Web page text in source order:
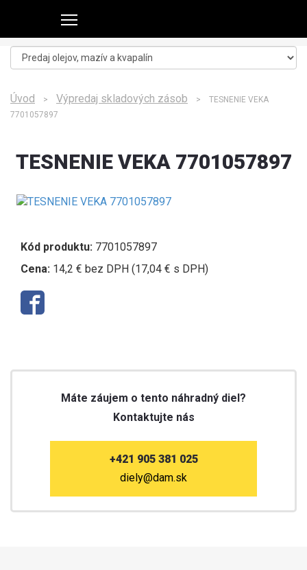
Úvod > Výpredaj skladových zásob > TESNENIE VEKA
7701057897
TESNENIE VEKA 7701057897
Kód produktu: 7701057897
Cena: 14,2 € bez DPH (17,04 € s DPH)
Máte záujem o tento náhradný diel?
Kontaktujte nás
+421 905 381 025
diely@dam.sk